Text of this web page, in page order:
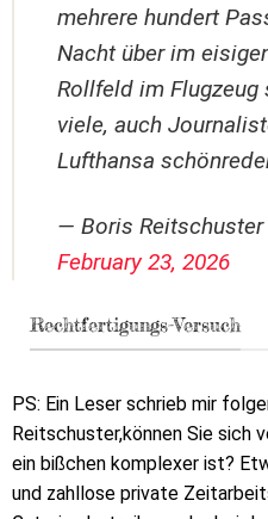
mehrere hundert
Nacht über im
Rollfeld im
viele, auch
Lufthansa
— Boris
February 23, 2026
Rechtfertigungs-Versuch
PS: Ein Leser schrieb mir
Reitschuster,können Sie sich
ein bißchen komplexer ist?
und zahllose private